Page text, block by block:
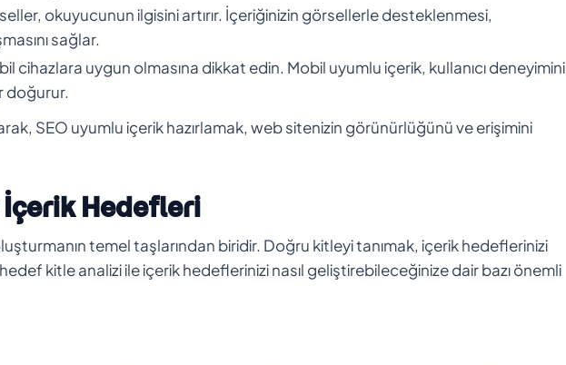
okuyucunun ilgisini artırır. İçeriğinizin görsellerle desteklenmesi,
sağlar.
cihazlara uygun olmasına dikkat edin. Mobil uyumlu içerik, kullanıcı deneyimini
doğurur.
SEO uyumlu içerik hazırlamak, web sitenizin görünürlüğünü ve erişimini
Hedefleri
temel taşlarından biridir. Doğru kitleyi tanımak, içerik hedeflerinizi
kitle analizi ile içerik hedeflerinizi nasıl geliştirebileceğinize dair bazı önemli